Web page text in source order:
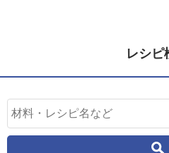
レシピ